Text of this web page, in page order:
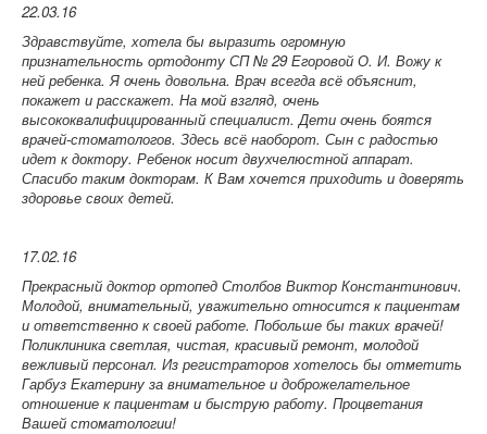
22.03.16
Здравствуйте, хотела бы выразить огромную
признательность ортодонту СП № 29 Егоровой О. И. Вожу к
ней ребенка. Я очень довольна. Врач всегда всё объяснит,
покажет и расскажет. На мой взгляд, очень
высококвалифицированный специалист. Дети очень боятся
врачей-стоматологов. Здесь всё наоборот. Сын с радостью
идет к доктору. Ребенок носит двухчелюстной аппарат.
Спасибо таким докторам. К Вам хочется приходить и доверять
здоровье своих детей.
17.02.16
Прекрасный доктор ортопед Столбов Виктор Константинович.
Молодой, внимательный, уважительно относится к пациентам
и ответственно к своей работе. Побольше бы таких врачей!
Поликлиника светлая, чистая, красивый ремонт, молодой
вежливый персонал. Из регистраторов хотелось бы отметить
Гарбуз Екатерину за внимательное и доброжелательное
отношение к пациентам и быструю работу. Процветания
Вашей стоматологии!